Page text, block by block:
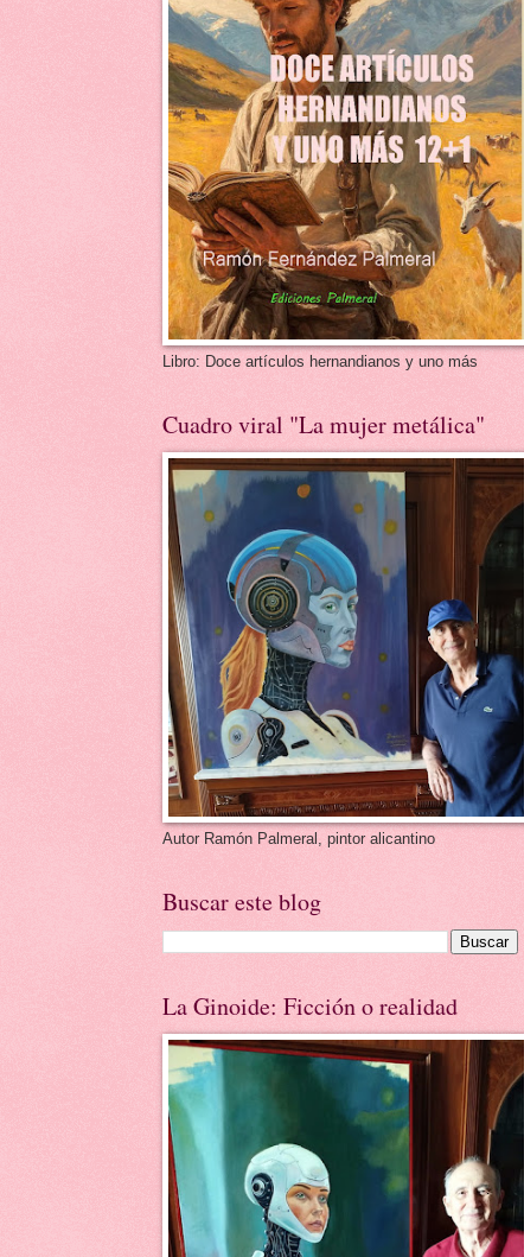
Libro: Doce artículos hernandianos y uno más
Cuadro viral "La mujer metálica"
Autor Ramón Palmeral, pintor alicantino
Buscar este blog
La Ginoide: Ficción o realidad